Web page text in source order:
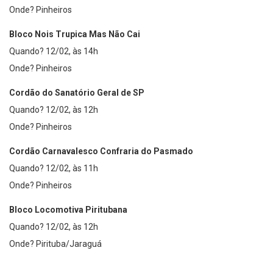
Onde? Pinheiros
Bloco Nois Trupica Mas Não Cai
Quando? 12/02, às 14h
Onde? Pinheiros
Cordão do Sanatório Geral de SP
Quando? 12/02, às 12h
Onde? Pinheiros
Cordão Carnavalesco Confraria do Pasmado
Quando? 12/02, às 11h
Onde? Pinheiros
Bloco Locomotiva Piritubana
Quando? 12/02, às 12h
Onde? Pirituba/Jaraguá